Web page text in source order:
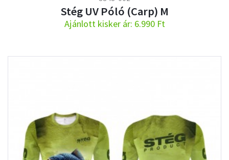
Stég UV Póló (Carp) M
Ajánlott kisker ár: 6.990 Ft